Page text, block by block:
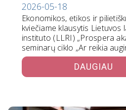
2026-05-18
Ekonomikos, etikos ir
kviečiame klausytis Lietuvos
instituto (LLRI) „Prospera
seminarų ciklo „Ar reikia
DAUGIAU